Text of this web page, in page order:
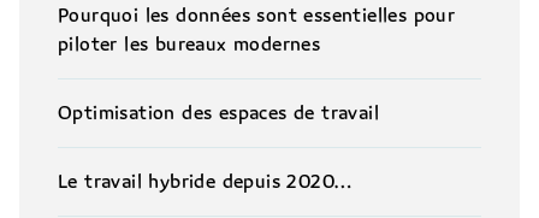
Pourquoi les données sont essentielles pour
piloter les bureaux modernes
Optimisation des espaces de travail
Le travail hybride depuis 2020…